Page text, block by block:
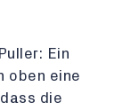
Ein
oben eine
die